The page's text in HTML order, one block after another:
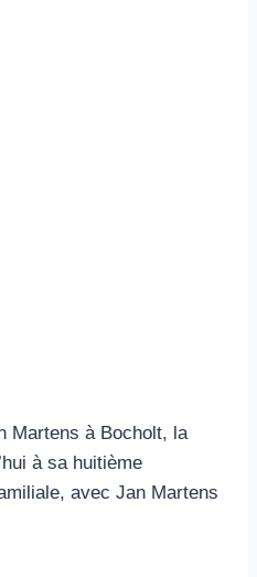
Martens à Bocholt, la
à sa huitième
avec Jan Martens